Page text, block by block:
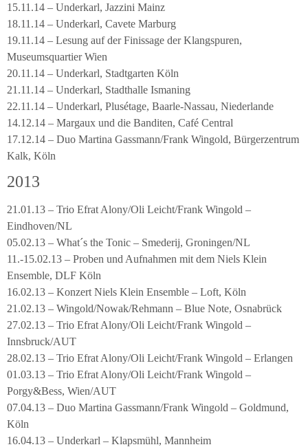
15.11.14 – Underkarl, Jazzini Mainz
18.11.14 – Underkarl, Cavete Marburg
19.11.14 – Lesung auf der Finissage der Klangspuren,
Museumsquartier Wien
20.11.14 – Underkarl, Stadtgarten Köln
21.11.14 – Underkarl, Stadthalle Ismaning
22.11.14 – Underkarl, Plusétage, Baarle-Nassau, Niederlande
14.12.14 – Margaux und die Banditen, Café Central
17.12.14 – Duo Martina Gassmann/Frank Wingold, Bürgerzentrum
Kalk, Köln
2013
21.01.13 – Trio Efrat Alony/Oli Leicht/Frank Wingold –
Eindhoven/NL
05.02.13 – What´s the Tonic – Smederij, Groningen/NL
11.-15.02.13 – Proben und Aufnahmen mit dem Niels Klein
Ensemble, DLF Köln
16.02.13 – Konzert Niels Klein Ensemble – Loft, Köln
21.02.13 – Wingold/Nowak/Rehmann – Blue Note, Osnabrück
27.02.13 – Trio Efrat Alony/Oli Leicht/Frank Wingold –
Innsbruck/AUT
28.02.13 – Trio Efrat Alony/Oli Leicht/Frank Wingold – Erlangen
01.03.13 – Trio Efrat Alony/Oli Leicht/Frank Wingold –
Porgy&Bess, Wien/AUT
07.04.13 – Duo Martina Gassmann/Frank Wingold – Goldmund,
Köln
16.04.13 – Underkarl – Klapsmühl, Mannheim